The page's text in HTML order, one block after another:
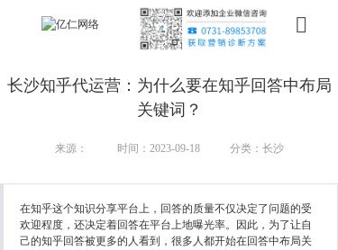
产品
服务
行业
长沙知乎代运营：为什么要在知乎回答中布局
关键词？
来源： 时间：2023-09-18 分类：长沙
在知乎这个知识分享平台上，回答的质量不仅决定了问题的受
欢迎程度，还决定着回答在平台上地曝光率。因此，为了让自
己的知乎回答被更多的人看到，很多人都开始在回答中布局关